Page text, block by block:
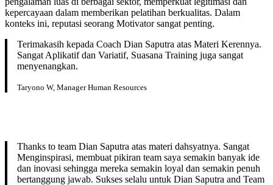
kepercayaan dalam memberikan pelatihan berkualitas. Dalam
konteks ini, reputasi seorang Motivator sangat penting.
Terimakasih kepada Coach Dian Saputra atas Materi Kerennya.
Sangat Aplikatif dan Variatif, Suasana Training juga sangat
menyenangkan.
Taryono W, Manager Human Resources
Thanks to team Dian Saputra atas materi dahsyatnya. Sangat
Menginspirasi, membuat pikiran team saya semakin banyak ide
dan inovasi sehingga mereka semakin loyal dan semakin penuh
bertanggung jawab. Sukses selalu untuk Dian Saputra and Team